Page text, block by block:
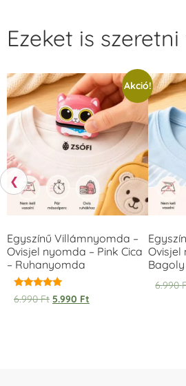
❮
Ezeket is
Akció!
Egyszínű Villámnyomda –
Ovisjel nyomda – Pink Cica
– Ruhanyomda
Értékelés:
5.00
6.990Ft 5.990 Ft
Ovisjel
6.990